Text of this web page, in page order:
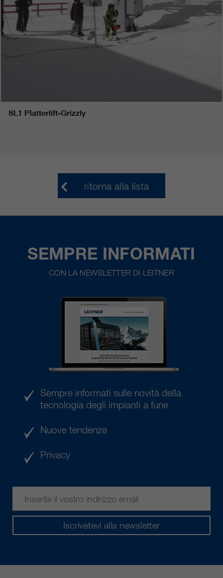
SL1 Platterlift-Grizzly
ritorna alla lista
SEMPRE INFORMATI
CON LA NEWSLETTER DI LEITNER
Iscrivetevi alla newsletter
Sempre informati sulle novità della
tecnologia degli impianti a fune
Nuove tendenze
Privacy